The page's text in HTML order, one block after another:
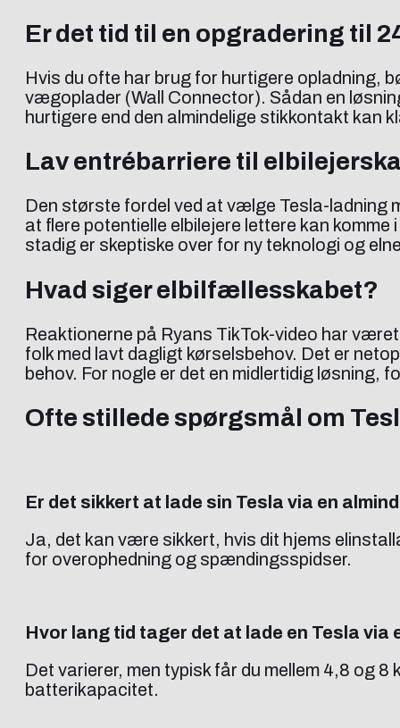
Er det tid til en opgradering til
Hvis du ofte har brug for hurtigere opladning,
vægoplader (Wall Connector). Sådan en
hurtigere end den almindelige stikkontakt
Lav entrébarriere til
Den største fordel ved at vælge Tesla-ladning
at flere potentielle elbilejere lettere kan
stadig er skeptiske over for ny teknologi og
Hvad siger elbilfællesskabet?
Reaktionerne på Ryans TikTok-video har
folk med lavt dagligt kørselsbehov. Det er
behov. For nogle er det en midlertidig løsning,
Ofte stillede spørgsmål om
Er det sikkert at lade sin Tesla via en
Ja, det kan være sikkert, hvis dit hjems
for overophedning og spændingsspidser.
Hvor lang tid tager det at lade en Tesla via
Det varierer, men typisk får du mellem 4,8 og
batterikapacitet.